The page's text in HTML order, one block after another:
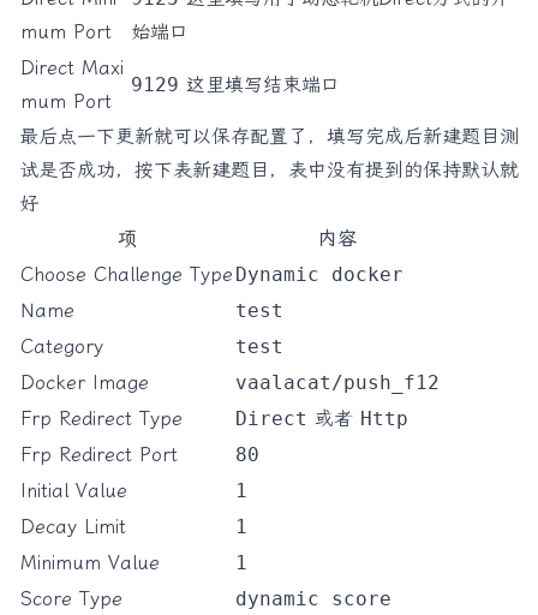
mum Port
始端口
Direct Maxi
mum Port
9129 这里填写结束端口
最后点一下更新就可以保存配置了，填写完成后新建题目测
试是否成功，按下表新建题目，表中没有提到的保持默认就
好
项
内容
Choose Challenge Type Dynamic docker
Name
test
Category
test
Docker Image
vaalacat/push_f12
Frp Redirect Type
Direct 或者 Http
Frp Redirect Port
80
Initial Value
1
Decay Limit
1
Minimum Value
1
Score Type
dynamic score